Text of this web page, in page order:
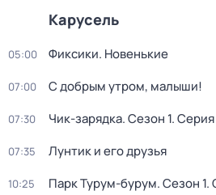
Карусель
05:00 Фиксики. Новенькие
07:00 С добрым утром, малыши!
07:30 Чик-зарядка. Сезон 1.
07:35 Лунтик и его друзья
10:25 Парк Турум-бурум. Сезон 1.